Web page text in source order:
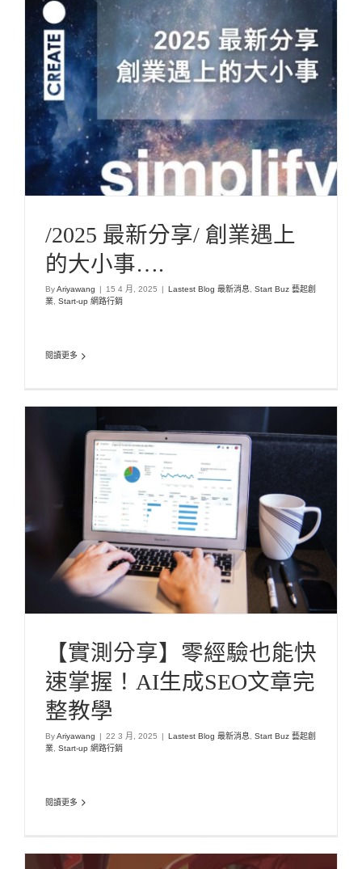
/2025 最新分享/ 創業遇上的大小事….
Lastest Blog 最新消息 Start Buz 藝起創業 Start-up 網路行銷
/2025 最新分享/ 創業遇上
的大小事….
ByAriyawang 15 4 月, 2025 Lastest Blog 最新消息, Start Buz 藝起創
業, Start-up 網路行銷
閱讀更多
【實測分享】零經驗也能快速掌握！AI生成SEO
文章完整教學
Lastest Blog 最新消息 Start Buz 藝起創業 Start-up 網路行銷
【實測分享】零經驗也能快
速掌握！AI生成SEO文章完
整教學
ByAriyawang | 22 3 月, 2025 | Lastest Blog 最新消息
Start Buz 藝起創
業 Start-up 網路行銷
閱讀更多